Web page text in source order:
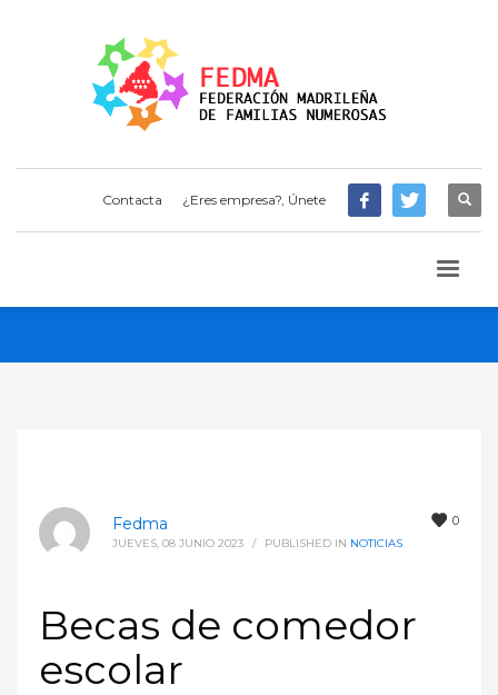
Contacta ¿Eres empresa?, Únete
0
Fedma
JUEVES, 08 JUNIO 2023 / PUBLISHED IN NOTICIAS
Becas de comedor
escolar